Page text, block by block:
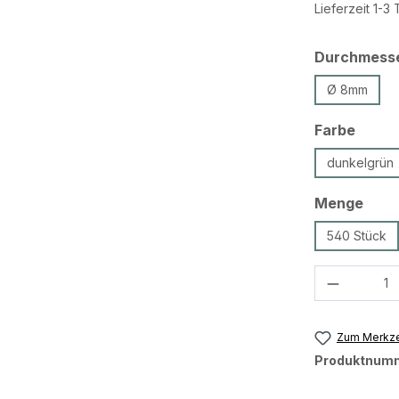
Lieferzeit 1-3
Ø 8mm
Farbe
dunkelgrün
Menge
540 Stück
Zum